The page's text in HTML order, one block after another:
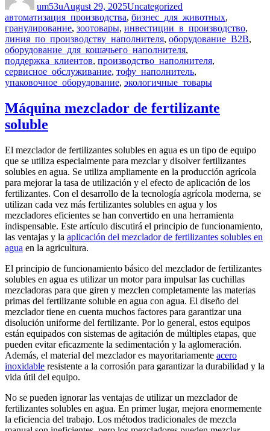
um53uAugust 29, 2025Uncategorized
автоматизация_производства, бизнес_для_животных,
гранулирование, зоотовары, инвестиции_в_производство,
линия_по_производству_наполнителя, оборудование_B2B,
оборудование_для_кошачьего_наполнителя,
поддержка_клиентов, производство_наполнителя,
сервисное_обслуживание, тофу_наполнитель,
упаковочное_оборудование, экологичные_товары
Máquina mezclador de fertilizante
soluble
El mezclador de fertilizantes solubles en agua es un tipo de equipo
que se utiliza especialmente para mezclar y disolver fertilizantes
solubles en agua. Se utiliza ampliamente en la producción agrícola
para mejorar la tasa de utilización y el efecto de aplicación de los
fertilizantes. Con el desarrollo de la tecnología agrícola moderna, se
utilizan cada vez más fertilizantes solubles en agua y los
mezcladores eficientes se han convertido en una herramienta
indispensable. Este artículo discutirá el principio de funcionamiento,
las ventajas y la aplicación del mezclador de fertilizantes solubles en
agua en la agricultura.
El principio de funcionamiento básico del mezclador de fertilizantes
solubles en agua es utilizar un motor para impulsar las cuchillas
mezcladoras para que giren y mezclen completamente las materias
primas del fertilizante soluble en agua con agua. El diseño del
mezclador tiene en cuenta muchos factores para garantizar una
disolución uniforme del fertilizante. Por lo general, estos equipos
están equipados con sistemas de agitación de múltiples etapas, que
pueden evitar eficazmente la sedimentación y la aglomeración.
Además, el material del mezclador es mayoritariamente acero
inoxidable resistente a la corrosión para garantizar la durabilidad y la
vida útil del equipo.
No se pueden ignorar las ventajas de utilizar un mezclador de
fertilizantes solubles en agua. En primer lugar, mejora enormemente
la eficiencia del trabajo. Los métodos tradicionales de mezcla